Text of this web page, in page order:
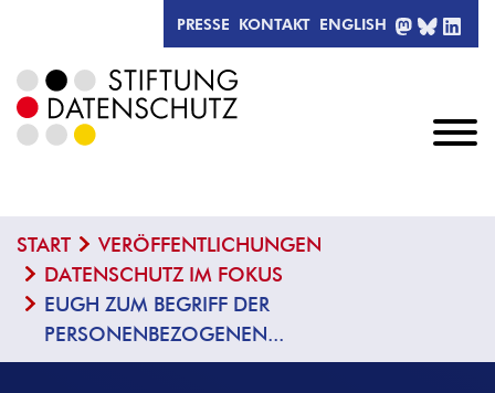
PRESSE KONTAKT ENGLISH
START
VERÖFFENTLICHUNGEN
DATENSCHUTZ IM FOKUS
EUGH ZUM BEGRIFF DER
PERSONENBEZOGENEN...